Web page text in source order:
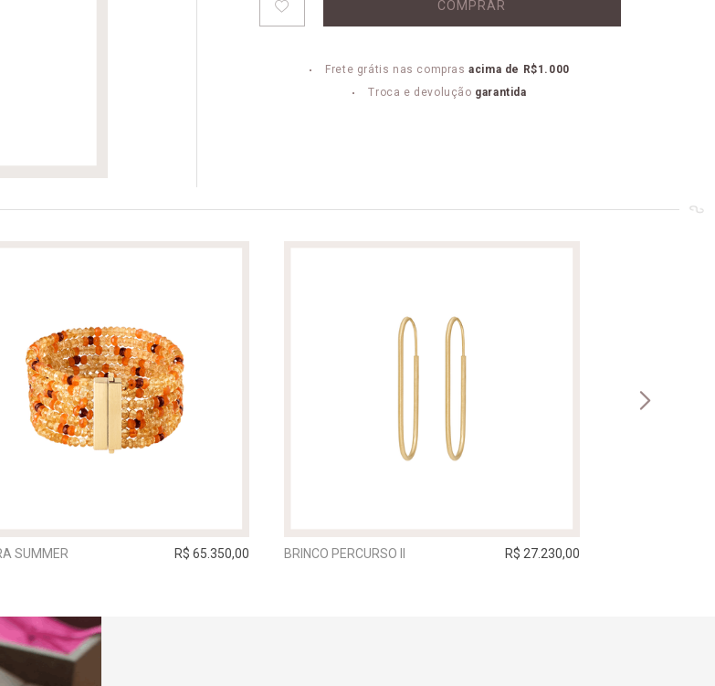
COMPRAR
Frete grátis nas compras acima de R$1.000
Troca e devolução garantida
SUMMER R$ 65.350,00 BRINCO PERCURSO II R$ 27.230,00